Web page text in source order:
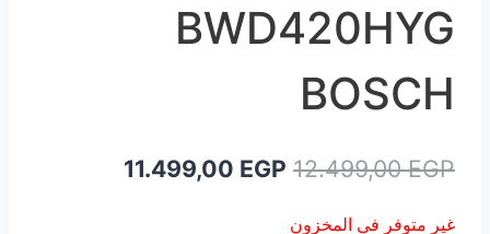
BWD420HYG
BOSCH
12.499,00EGP
السعر11.499,00 EGP
غير متوفر في المخزون